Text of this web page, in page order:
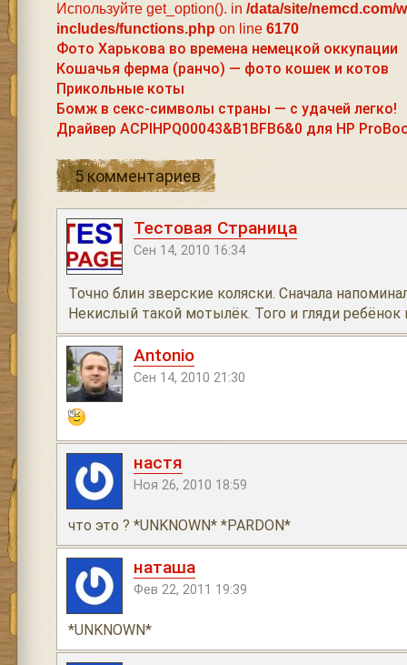
Используйте get_option(). in /data/site/nemcd.com/
includes/functions.php on line 6170
Фото Харькова во времена немецкой оккупации
Кошачья ферма (ранчо) — фото кошек и котов
Прикольные коты
Бомж в секс-символы страны — с удачей легко!
Драйвер ACPIHPQ00043&B1BFB6&0 для HP
5 комментариев
Тестовая Страница
Сен 14, 2010 16:34
Точно блин зверские коляски. Сначала
Некислый такой мотылёк. Того и гляди ребёнок
Antonio
Сен 14, 2010 21:30
настя
Ноя 26, 2010 18:59
что это ? *UNKNOWN* *PARDON*
наташа
Фев 22, 2011 19:39
*UNKNOWN*